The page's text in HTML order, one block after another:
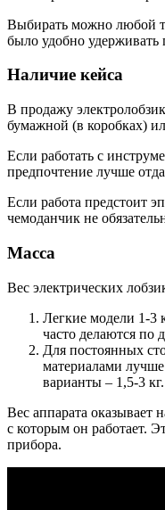
Выбирать можно любой
было удобно удерживать
Наличие кейса
В продажу
бумажной (в коробках)
Если работать с
предпочтение лучше
Если работа предстоит
чемоданчик не
Масса
Вес электрических
Легкие модели 1-3
часто делаются по
Для постоянных
материалами
варианты – 1,5-3 кг.
Вес аппарата оказывает
с которым он работает.
прибора.